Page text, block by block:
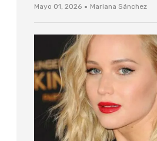
Mayo 01, 2026 · Mariana Sánchez